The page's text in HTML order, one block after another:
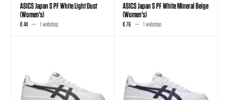
ASICS Japan S PF White Light Dust
(Women's)
€ 44 1 webshop
ASICS Japan S PF White Mineral Beige
(Women's)
€ 76 1 webshop